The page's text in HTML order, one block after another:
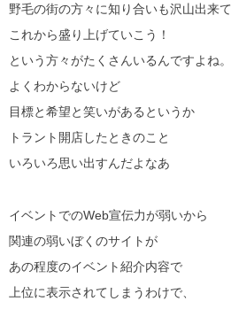
野毛の街の方々に知り合いも沢山出来て
これから盛り上げていこう！
という方々がたくさんいるんですよね。
よくわからないけど
目標と希望と笑いがあるというか
トラント開店したときのこと
いろいろ思い出すんだよなあ
イベントでのWeb宣伝力が弱いから
関連の弱いぼくのサイトが
あの程度のイベント紹介内容で
上位に表示されてしまうわけで、